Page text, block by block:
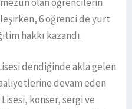
6 öğrenci de yurt
hakkı kazandı.
dendiğinde akla gelen
devam eden
konser, sergi ve